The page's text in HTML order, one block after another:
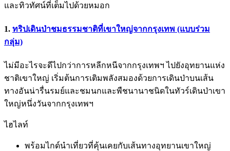
และทิวทัศน์ที่เต็มไปด้วยหมอก
1. ทริปเดินป่าชมธรรมชาติที่เขาใหญ่จากกรุงเทพ (แบบร่วม
กลุ่ม)
ไม่มีอะไรจะดีไปกว่าการหลีกหนีจากกรุงเทพฯ ไปยังอุทยานแห่ง
ชาติเขาใหญ่ เริ่มต้นการเติมพลังสมองด้วยการเดินป่าบนเส้น
ทางอันน่ารื่นรมย์และชมนกและพืชนานาชนิดในทัวร์เดินป่าเขา
ใหญ่หนึ่งวันจากกรุงเทพฯ
ไฮไลท์
พร้อมไกด์นำเที่ยวที่คุ้นเคยกับเส้นทางอุทยานเขาใหญ่